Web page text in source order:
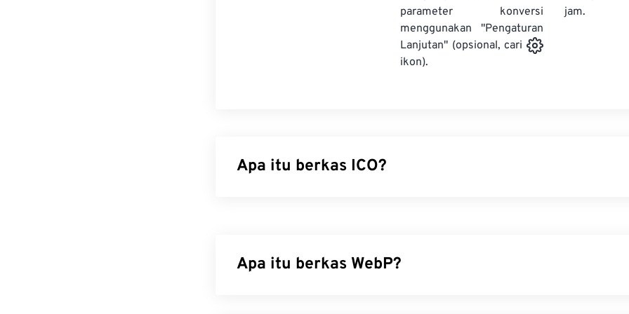
parameter konversi
menggunakan "Pengaturan
Lanjutan" (opsional, cari
ikon).
jam.
Apa itu berkas ICO?
sehingga pengguna Windows dapat mengaitkan gambar dengan aplikasi.
Apa itu berkas WebP?